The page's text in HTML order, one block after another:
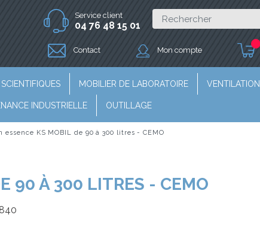
Service client
04 76 48 15 01
Contact Mon compte
MOBILIER DE LABORATOIRE VENTILATION
INDUSTRIELLE OUTILLAGE
essence KS MOBIL de 90 à 300 litres - CEMO
90 À 300 LITRES - CEMO